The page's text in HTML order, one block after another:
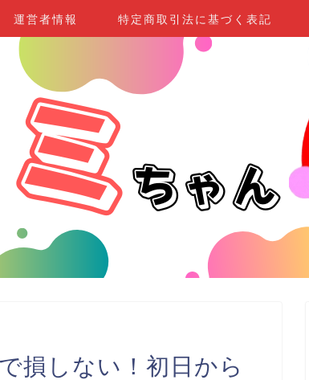
運営者情報 特定商取引法に基づく表記
損しない！初日から